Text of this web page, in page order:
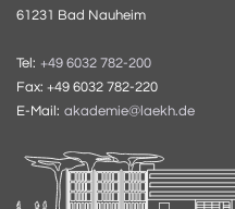
61231 Bad Nauheim
Tel: +49 6032 782-200
Fax: +49 6032 782-220
E-Mail: akademie@laekh.de